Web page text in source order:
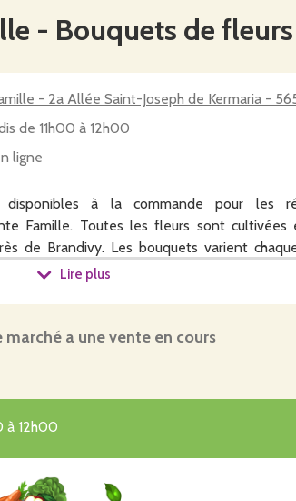
- Bouquets de fleurs
- 2a Allée Saint-Joseph de Kermaria -
de 11h00 à 12h00
ligne
à la commande pour les
Famille. Toutes les fleurs sont cultivées
de Brandivy. Les bouquets varient
de la Maison Sainte Famille le vendredi
Lire plus
marché a une vente en cours
à 12h00